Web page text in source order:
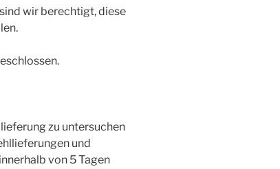
wir berechtigt, diese
zu untersuchen
und
von 5 Tagen